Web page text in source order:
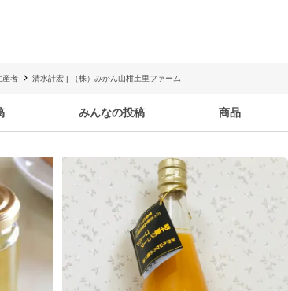
産者 清水計宏 | （株）みかん山柑土里ファーム
みんなの投稿 商品